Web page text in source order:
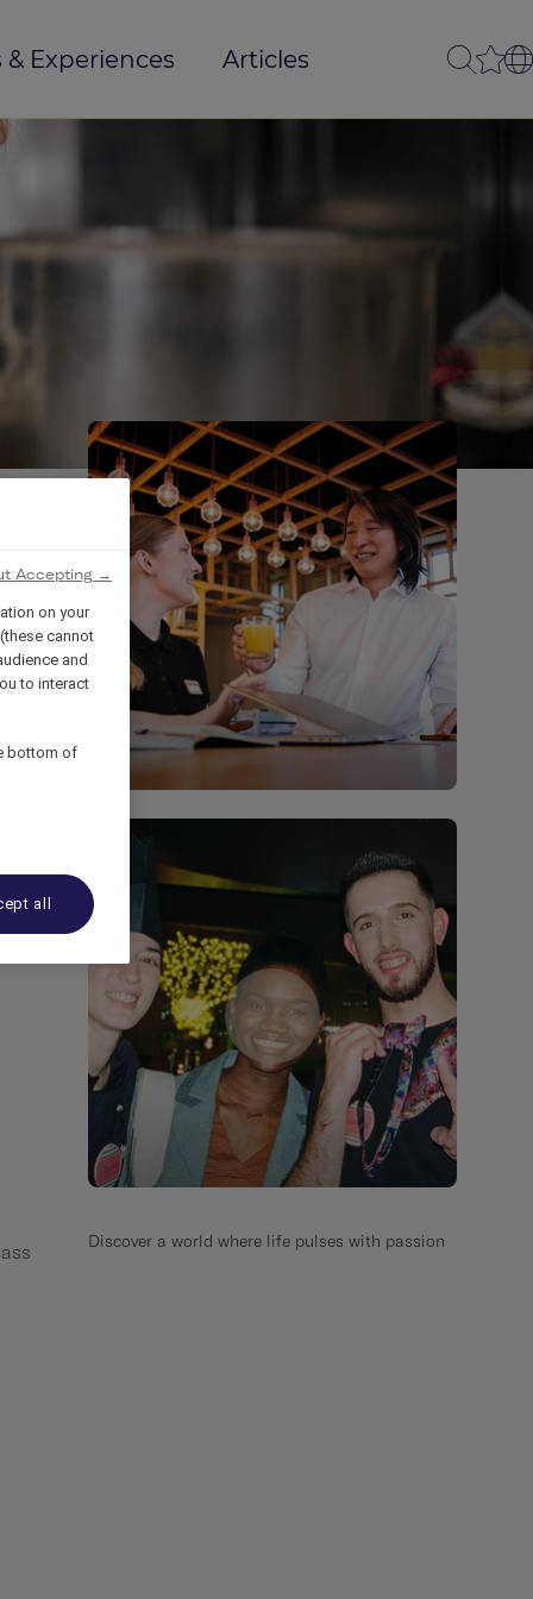
Experiences Articles
Discover a world where life pulses with passion
on your
cannot
and
to interact
bottom of
all
Accepting →